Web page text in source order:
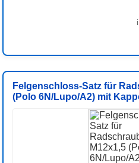
Felgenschloss-Satz für
(Polo 6N/Lupo/A2) mit